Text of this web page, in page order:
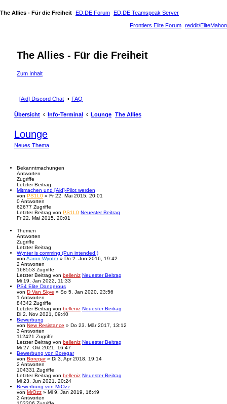
The Allies - Für die Freiheit ED.DE Forum ED.DE Teamspeak Server
reddit/EliteMahon
Frontiers Elite Forum
The Allies - Für die Freiheit
Zum Inhalt
[Aid] Discord Chat FAQ
Übersicht Info-Terminal Lounge The Allies
Lounge
Neues Thema
Bekanntmachungen
Antworten
Zugriffe
Letzter Beitrag
Mitmachen und [Aid]-Pilot werden
von PS1L0 » Fr 22. Mai 2015, 20:01
0Antworten
62677 Zugriffe
Letzter Beitrag von PS1L0 Neuester Beitrag
Fr 22. Mai 2015, 20:01
Themen
Antworten
Zugriffe
Letzter Beitrag
Wynter is comming (Pun intended!)
von Aaron Wynter» Do 2. Jun 2016, 19:42
2 Antworten
168553 Zugriffe
Letzter Beitrag von belleniz Neuester Beitrag
Mi 19. Jan 2022, 11:33
PS4 Elite Dangerous
von D Van Skye » So 5. Jan 2020, 23:56
1 Antworten
84342 Zugriffe
Letzter Beitrag von belleniz Neuester Beitrag
Di 2. Nov 2021, 09:40
Bewerbung
von New Resistance » Do 23. Mär 2017, 13:12
3 Antworten
112421 Zugriffe
Letzter Beitrag von belleniz Neuester Beitrag
Mi 27. Okt 2021, 16:47
Bewerbung von Boregar
von Boregar» Di 3. Apr 2018, 19:14
2 Antworten
104331 Zugriffe
Letzter Beitrag von belleniz Neuester Beitrag
Mi 23. Jun 2021, 20:24
Bewerbung von MrOzz
von MrOzz » Mi 9. Jan 2019, 16:49
2 Antworten